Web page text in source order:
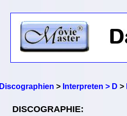
Discographien > Interpreten > D >
DISCOGRAPHIE: